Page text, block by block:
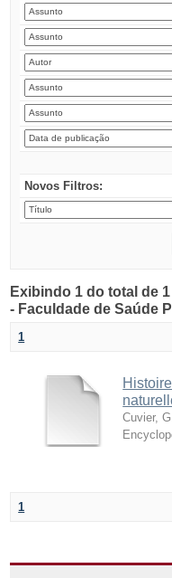
Novos Filtros:
Exibindo 1 do total de
- Faculdade de Saúde
1
Cuvier,
1